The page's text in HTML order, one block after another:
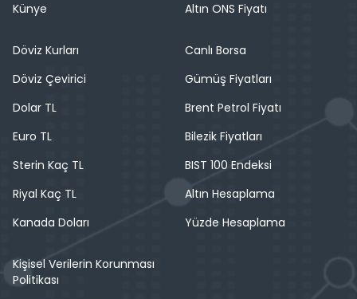
Künye
Altın ONS Fiyatı
Döviz Kurları
Döviz Çevirici
Dolar TL
Euro TL
Sterin Kaç TL
Riyal Kaç TL
Kanada Doları
Canlı Borsa
Gümüş Fiyatları
Brent Petrol Fiyatı
Bilezik Fiyatları
BIST 100 Endeksi
Altın Hesaplama
Yüzde Hesaplama
Kişisel Verilerin Korunması
Politikası